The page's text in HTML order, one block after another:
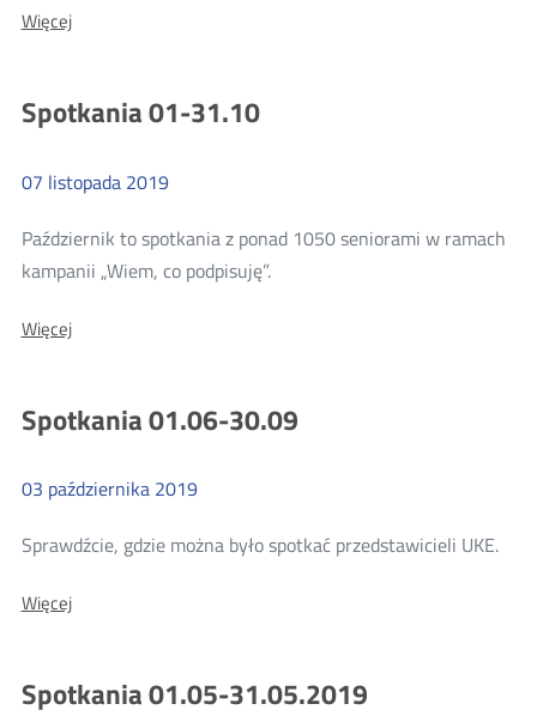
Więcej
Spotkania 01-31.10
07 listopada 2019
Październik to spotkania z ponad 1050 seniorami w ramach
kampanii „Wiem, co podpisuję”.Więcej
Więcej
Spotkania 01.06-30.09
03 października 2019
Sprawdźcie, gdzie można było spotkać przedstawicieli UKE.
Więcej
Spotkania 01.05-31.05.2019